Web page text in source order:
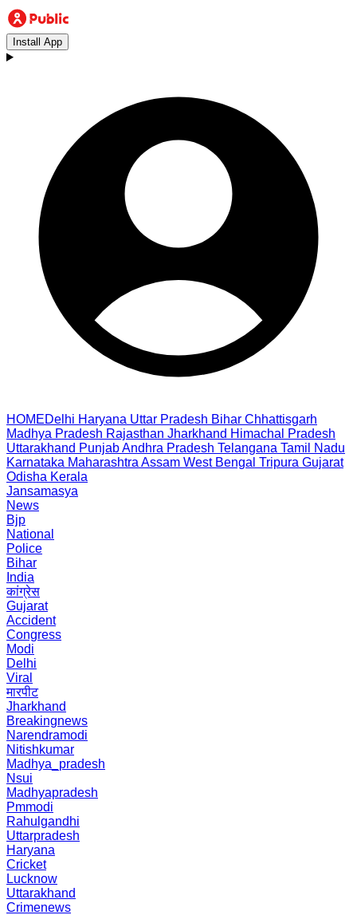
Install App
HOMEDelhi Haryana Uttar Pradesh Bihar Chhattisgarh
Madhya Pradesh Rajasthan Jharkhand Himachal Pradesh
Uttarakhand PunjabAndhra Pradesh Telangana Tamil Nadu
Karnataka Maharashtra Assam West Bengal Tripura Gujarat
Odisha Kerala
Jansamasya
News
Bjp
National
Police
Bihar
India
कांग्रेस
Gujarat
Accident
Congress
Modi
Delhi
Viral
मारपीट
Jharkhand
Breakingnews
Narendramodi
Nitishkumar
Madhya_pradesh
Nsui
Madhyapradesh
Pmmodi
Rahulgandhi
Uttarpradesh
Haryana
Cricket
Lucknow
Uttarakhand
Crimenews